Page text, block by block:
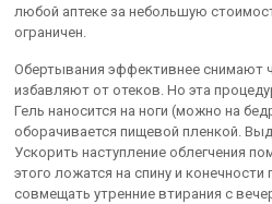
любой аптеке за небольшую
ограничен.
Обертывания эффективнее снимают
избавляют от отеков. Но эта
Гель наносится на ноги (можно на
оборачивается пищевой пленкой.
Ускорить наступление облегчения
этого ложатся на спину и
совмещать утренние втирания с